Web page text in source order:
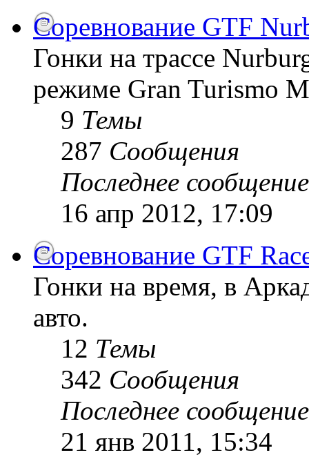
Соревнование GTF
Гонки на трассе
режиме Gran Turismo
9 Темы
287 Сообщения
Последнее сообщение
16 апр 2012, 17:09
Соревнование GTF
Гонки на время, в
авто.
12 Темы
342 Сообщения
Последнее сообщение
21 янв 2011, 15:34